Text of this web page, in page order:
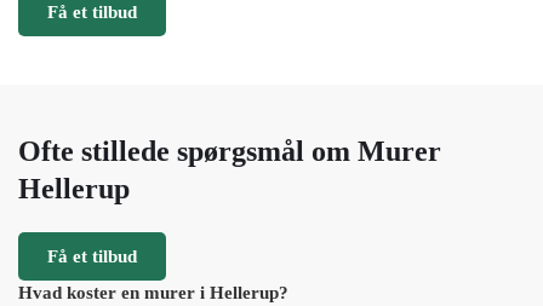
Få et tilbud
Ofte stillede spørgsmål om Murer
Hellerup
Få et tilbud
Hvad koster en murer i Hellerup?